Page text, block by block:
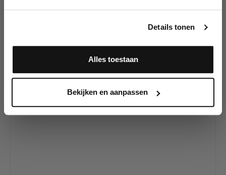
Details tonen
Alles toestaan
Bekijken en aanpassen
Wiser's Airbrush TattooPro Stencil - Key & Locket
Ja, ik meld me aan